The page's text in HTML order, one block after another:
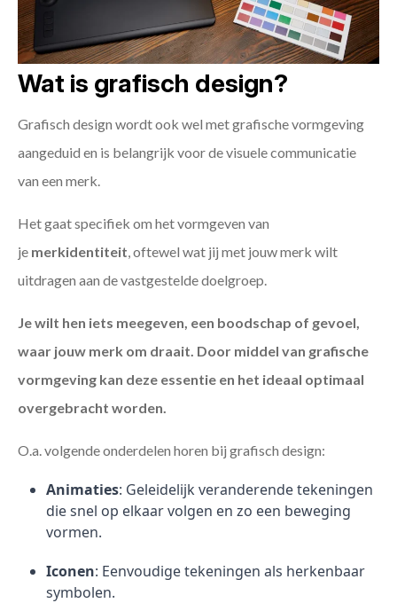
Wat is grafisch design?
Grafisch design wordt ook wel met grafische vormgeving
aangeduid en is belangrijk voor de visuele communicatie
van een merk.
Het gaat specifiek om het vormgeven van
je merkidentiteit , oftewel wat jij met jouw merk wilt
uitdragen aan de vastgestelde doelgroep.
Je wilt hen iets meegeven, een boodschap of gevoel,
waar jouw merk om draait. Door middel van grafische
vormgeving kan deze essentie en het ideaal optimaal
overgebracht worden.
O.a. volgende onderdelen horen bij grafisch design:
Animaties: Geleidelijk veranderende tekeningen
die snel op elkaar volgen en zo een beweging
vormen.
Iconen: Eenvoudige tekeningen als herkenbaar
symbolen.